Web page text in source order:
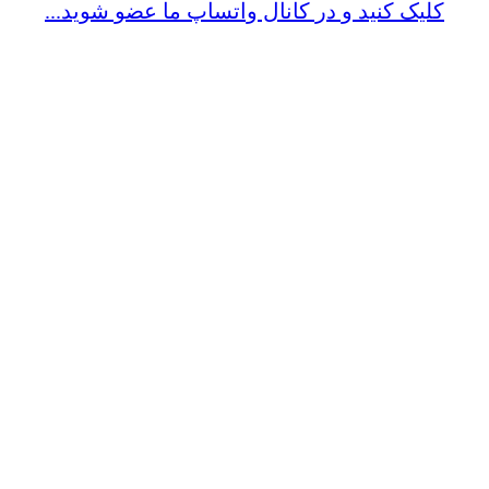
کلیک کنید و در کانال واتساپ ما عضو شوید...